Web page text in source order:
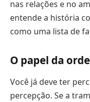
nas relações e no
entende a história
como uma lista de
O papel da
Você já deve ter
percepção. Se a